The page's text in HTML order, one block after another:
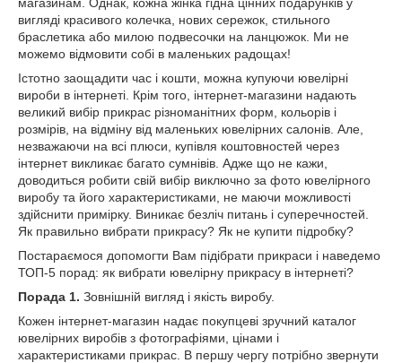
вигляді красивого колечка, нових сережок, стильного
браслетика або милою подвесочки на ланцюжок. Ми не
можемо відмовити собі в маленьких радощах!
Істотно заощадити час і кошти, можна купуючи ювелірні
вироби в інтернеті. Крім того, інтернет-магазини надають
великий вибір прикрас різноманітних форм, кольорів і
розмірів, на відміну від маленьких ювелірних салонів. Але,
незважаючи на всі плюси, купівля коштовностей через
інтернет викликає багато сумнівів. Адже що не кажи,
доводиться робити свій вибір виключно за фото ювелірного
виробу та його характеристиками, не маючи можливості
здійснити примірку. Виникає безліч питань і суперечностей.
Як правильно вибрати прикрасу? Як не купити підробку?
Постараємося допомогти Вам підібрати прикраси і наведемо
ТОП-5 порад: як вибрати ювелірну прикрасу в інтернеті?
Порада 1. Зовнішній вигляд і якість виробу.
Кожен інтернет-магазин надає покупцеві зручний каталог
ювелірних виробів з фотографіями, цінами і
характеристиками прикрас. В першу чергу потрібно звернути